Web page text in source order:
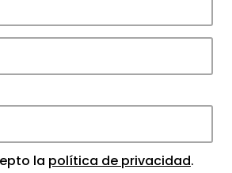
parks.
la política de privacidad.